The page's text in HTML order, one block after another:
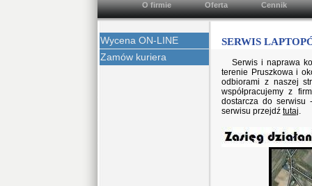
O firmie Oferta Cennik
Wycena ON-LINE
Zamów kuriera
SERWIS
Serwis i naprawa
terenie Pruszkowa i
odbiorami z naszej
współpracujemy z
dostarcza do serwisu
serwisu przejdź tutaj.